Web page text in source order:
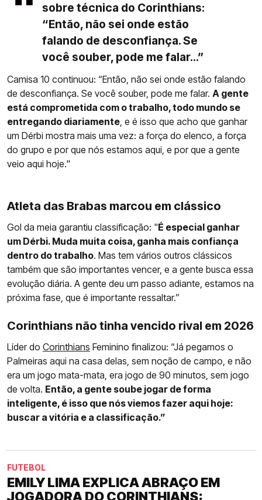
sobre técnica do Corinthians:
“Então, não sei onde estão
falando de desconfiança. Se
você souber, pode me falar...”
Camisa 10 continuou: “Então, não sei onde estão falando
de desconfiança. Se você souber, pode me falar. A gente
está comprometida com o trabalho, todo mundo se
entregando diariamente, e é isso que acho que ganhar
um Dérbi mostra mais uma vez: a força do elenco, a força
do grupo e por que nós estamos aqui, e por que a gente
veio aqui hoje."
Atleta das Brabas marcou em clássico
Gol da meia garantiu classificação: "É especial ganhar
um Dérbi. Muda muita coisa, ganha mais confiança
dentro do trabalho. Mas tem vários outros clássicos
também que são importantes vencer, e a gente busca essa
evolução diária. A gente deu um passo adiante, estamos na
próxima fase, que é importante ressaltar.”
Corinthians não tinha vencido rival em 2026
Líder do Corinthians Feminino finalizou: “Já pegamos o
Palmeiras aqui na casa delas, sem noção de campo, e não
era um jogo mata-mata, era jogo de 90 minutos, sem jogo
de volta. Então, a gente soube jogar de forma
inteligente, é isso que nós viemos fazer aqui hoje:
buscar a vitória e a classificação.”
FUTEBOL
EMILY LIMA EXPLICA ABRAÇO EM
JOGADORA DO CORINTHIANS: